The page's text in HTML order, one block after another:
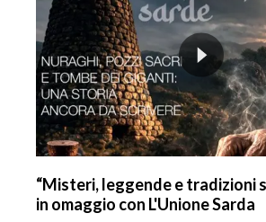
“Misteri, leggende e tradizioni
in omaggio con L'Unione Sarda